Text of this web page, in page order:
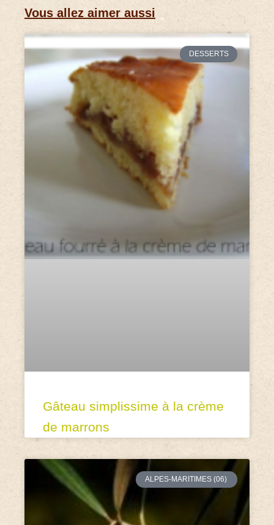
Vous allez aimer aussi
DESSERTS
Gâteau simplissime à la crème
de marrons
ALPES-MARITIMES (06)